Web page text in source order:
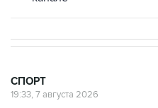
СПОРТ
19:33, 7 августа 2026